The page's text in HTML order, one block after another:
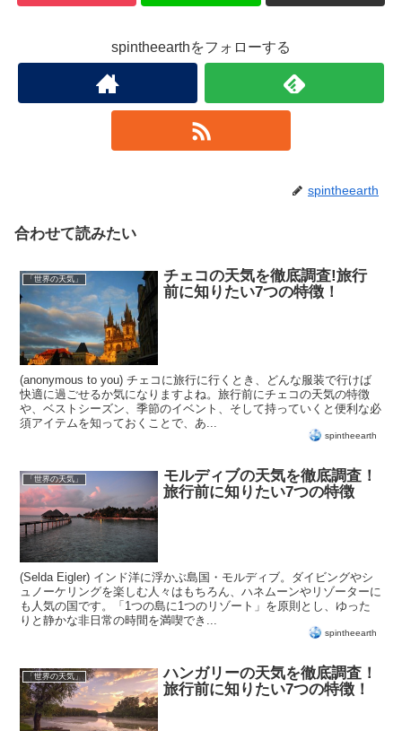
spintheearthをフォローする
spintheearth
合わせて読みたい
「世界の天気」
チェコの天気を徹底調査!旅行
前に知りたい7つの特徴！
(anonymous to you) チェコに旅行に行くとき、どんな服装で行けば
快適に過ごせるか気になりますよね。旅行前にチェコの天気の特徴
や、ベストシーズン、季節のイベント、そして持っていくと便利な必
須アイテムを知っておくことで、あ...
spintheearth
「世界の天気」
モルディブの天気を徹底調査！
旅行前に知りたい7つの特徴
(Selda Eigler) インド洋に浮かぶ島国・モルディブ。ダイビングやシ
ュノーケリングを楽しむ人々はもちろん、ハネムーンやリゾーターに
も人気の国です。「1つの島に1つのリゾート」を原則とし、ゆった
りと静かな非日常の時間を満喫でき...
spintheearth
「世界の天気」
ハンガリーの天気を徹底調査！
旅行前に知りたい7つの特徴！